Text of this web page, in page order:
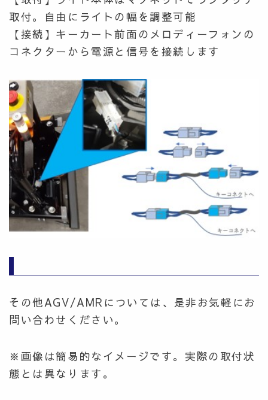
取付。自由にライトの幅を調整可能
【接続】キーカート前面のメロディーフォンの
コネクターから電源と信号を接続します
その他AGV/AMRについては、是非お気軽にお
問い合わせください。
※画像は簡易的なイメージです。実際の取付状
態とは異なります。